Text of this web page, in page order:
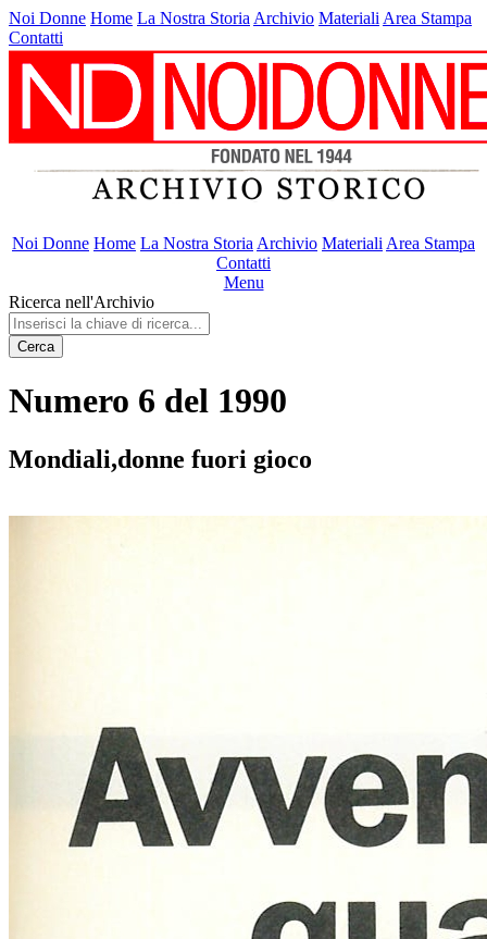
Noi Donne Home La Nostra Storia Archivio Materiali Area Stampa
Contatti
Noi Donne Home La Nostra Storia Archivio Materiali Area Stampa
Contatti
Menu
Ricerca nell'Archivio
Cerca
Numero 6 del 1990
Mondiali,donne fuori gioco